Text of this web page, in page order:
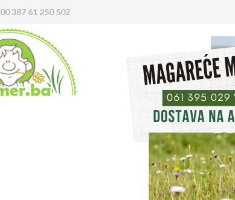
00 387 61 250 502